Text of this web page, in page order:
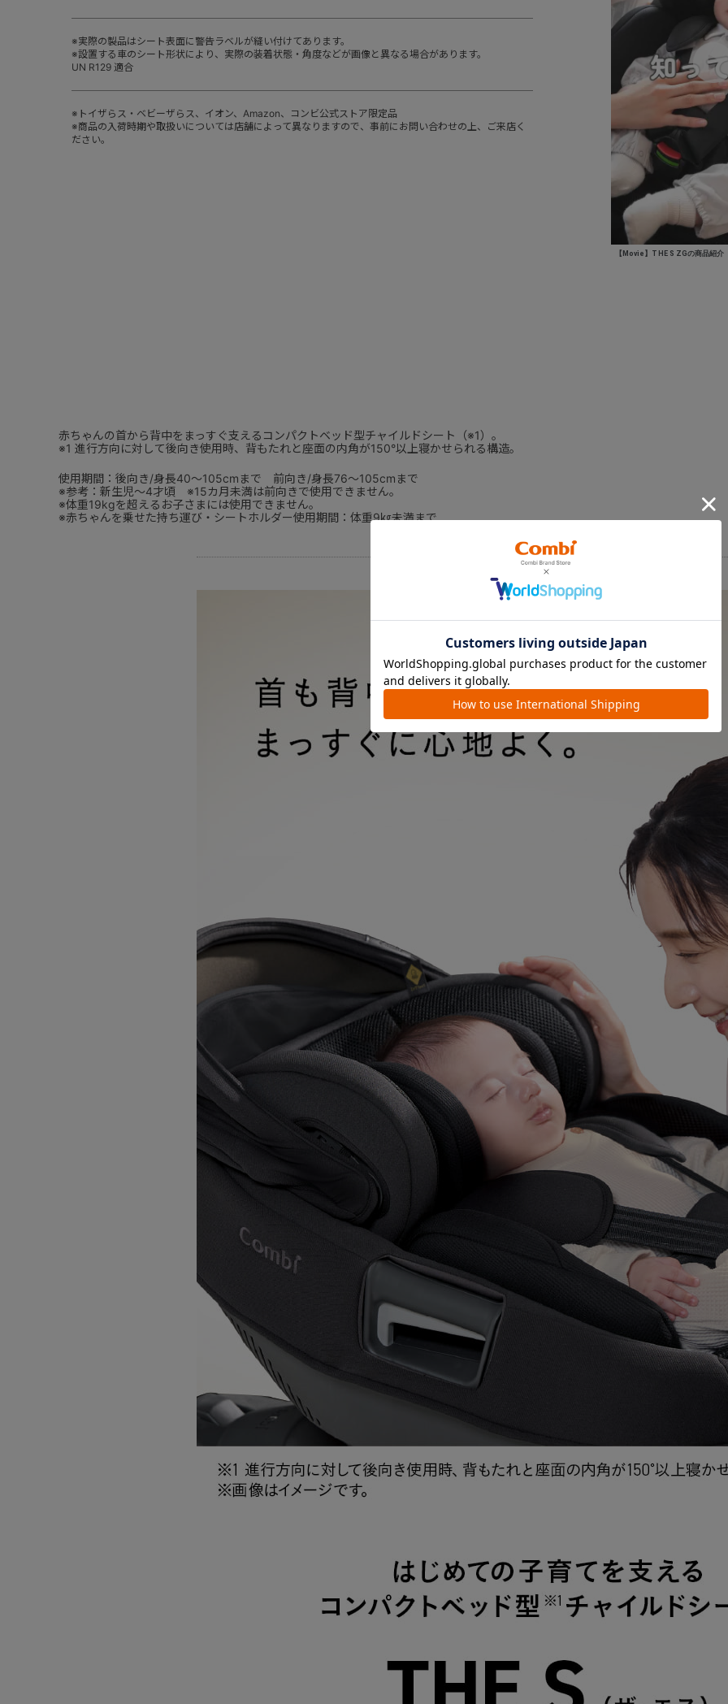
※実際の製品はシート表面に警告ラベルが縫い付けてあります。
※設置する車のシート形状により、実際の装着状態・角度などが画像と異なる場合があります。
UN R129 適合
※トイザらス・ベビーザらス、イオン、Amazon、コンビ公式ストア限定品
※商品の入荷時期や取扱いについては店舗によって異なりますので、事前にお問い合わせの上、ご来店く
ださい。
【Movie】THE S ZGの商品紹介
赤ちゃんの首から背中をまっすぐ支えるコンパクトベッド型チャイルドシート（※1）。
※1 進行方向に対して後向き使用時、背もたれと座面の内角が150°以上寝かせられる構造。
使用期間：後向き/身長40～105cmまで 前向き/身長76～105cmまで
※参考：新生児～4才頃 ※15カ月未満は前向きで使用できません。
※体重19kgを超えるお子さまには使用できません。
※赤ちゃんを乗せた持ち運び・シートホルダー使用期間：体重9㎏未満まで